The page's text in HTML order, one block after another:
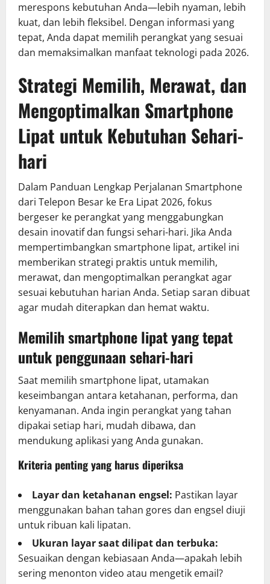
merespons kebutuhan Anda—lebih nyaman, lebih
kuat, dan lebih fleksibel. Dengan informasi yang
tepat, Anda dapat memilih perangkat yang sesuai
dan memaksimalkan manfaat teknologi pada 2026.
Strategi Memilih, Merawat, dan
Mengoptimalkan Smartphone
Lipat untuk Kebutuhan Sehari-
hari
Dalam Panduan Lengkap Perjalanan Smartphone
dari Telepon Besar ke Era Lipat 2026, fokus
bergeser ke perangkat yang menggabungkan
desain inovatif dan fungsi sehari-hari. Jika Anda
mempertimbangkan smartphone lipat, artikel ini
memberikan strategi praktis untuk memilih,
merawat, dan mengoptimalkan perangkat agar
sesuai kebutuhan harian Anda. Setiap saran dibuat
agar mudah diterapkan dan hemat waktu.
Memilih smartphone lipat yang tepat
untuk penggunaan sehari-hari
Saat memilih smartphone lipat, utamakan
keseimbangan antara ketahanan, performa, dan
kenyamanan. Anda ingin perangkat yang tahan
dipakai setiap hari, mudah dibawa, dan
mendukung aplikasi yang Anda gunakan.
Kriteria penting yang harus diperiksa
Layar dan ketahanan engsel: Pastikan layar
menggunakan bahan tahan gores dan engsel diuji
untuk ribuan kali lipatan.
Ukuran layar saat dilipat dan terbuka:
Sesuaikan dengan kebiasaan Anda—apakah lebih
sering menonton video atau mengetik email?